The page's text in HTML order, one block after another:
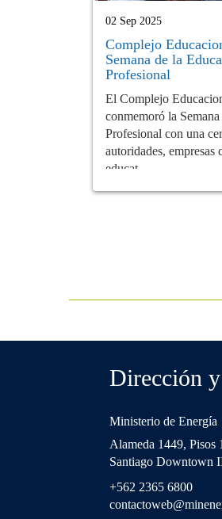
02 Sep 2025
Complejo
Semana de la
Profesional
El Complejo
conmemoró la
Profesional con una
autoridades, empresas
educat...
Dirección
Ministerio de Energía
Alameda 1449,
Santiago Downtown
+562 2365 6800